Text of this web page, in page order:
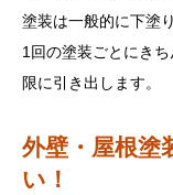
塗装は一般的に下塗
1回の塗装ごとにき
限に引き出します。
外壁・屋根塗
い！